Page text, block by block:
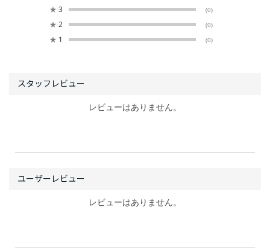
★ 3 (0)
★ 2 (0)
★ 1 (0)
レビューはありません。
レビューはありません。